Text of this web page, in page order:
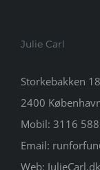
Julie Carl
Storkebakken 18
2400
Mobil: 3116
Email:
Web: JulieCarl.dk